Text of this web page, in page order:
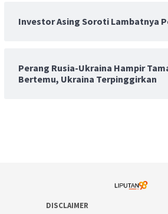
Investor Asing Soroti Lambatnya
Perang Rusia-Ukraina Hampir
Bertemu, Ukraina Terpinggirkan
DISCLAIMER